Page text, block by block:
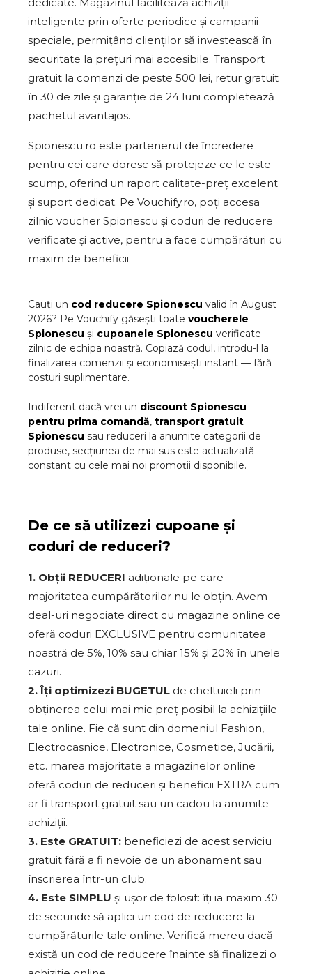
inteligente prin oferte periodice și campanii
speciale, permițând clienților să investească în
securitate la prețuri mai accesibile. Transport
gratuit la comenzi de peste 500 lei, retur gratuit
în 30 de zile și garanție de 24 luni completează
pachetul avantajos.
Spionescu.ro este partenerul de încredere
pentru cei care doresc să protejeze ce le este
scump, oferind un raport calitate-preț excelent
și suport dedicat. Pe Vouchify.ro, poți accesa
zilnic voucher Spionescu și coduri de reducere
verificate și active, pentru a face cumpărături cu
maxim de beneficii.
Cauți un cod reducere Spionescu valid în August
2026? Pe Vouchify găsești toate voucherele
Spionescu și cupoanele Spionescu verificate
zilnic de echipa noastră. Copiază codul, introdu-l la
finalizarea comenzii și economisești instant — fără
costuri suplimentare.
Indiferent dacă vrei un discount Spionescu
pentru prima comandă, transport gratuit
Spionescu sau reduceri la anumite categorii de
produse, secțiunea de mai sus este actualizată
constant cu cele mai noi promoții disponibile.
De ce să utilizezi cupoane și
coduri de reduceri?
1. Obții REDUCERI adiționale pe care
majoritatea cumpărătorilor nu le obțin. Avem
deal-uri negociate direct cu magazine online ce
oferă coduri EXCLUSIVE pentru comunitatea
noastră de 5%, 10% sau chiar 15% și 20% în unele
cazuri.
2. Îți optimizezi BUGETUL de cheltuieli prin
obținerea celui mai mic preț posibil la achizițiile
tale online. Fie că sunt din domeniul Fashion,
Electrocasnice, Electronice, Cosmetice, Jucării,
etc. marea majoritate a magazinelor online
oferă coduri de reduceri și beneficii EXTRA cum
ar fi transport gratuit sau un cadou la anumite
achiziții.
3. Este GRATUIT: beneficiezi de acest serviciu
gratuit fără a fi nevoie de un abonament sau
înscrierea într-un club.
4. Este SIMPLU și ușor de folosit: îți ia maxim 30
de secunde să aplici un cod de reducere la
cumpărăturile tale online. Verifică mereu dacă
există un cod de reducere înainte să finalizezi o